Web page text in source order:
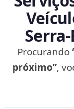
Procurando
próximo”,